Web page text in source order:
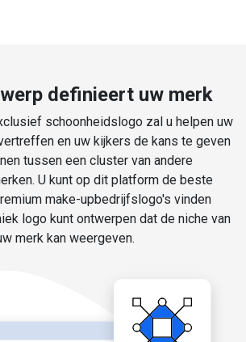
definieert uw merk
schoonheidslogo zal u helpen uw
en uw kijkers de kans te geven
tussen een cluster van andere
U kunt op dit platform de beste
make-upbedrijfslogo's vinden
logo kunt ontwerpen dat de niche van
merk kan weergeven.